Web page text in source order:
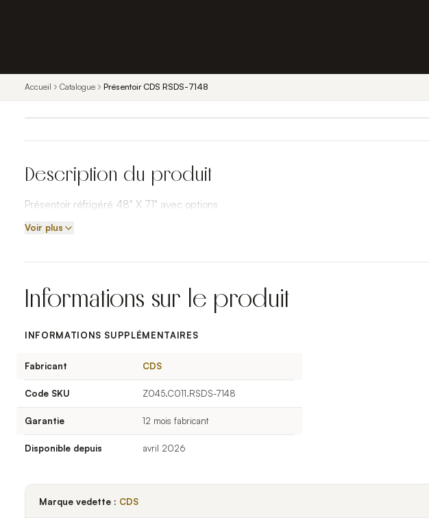
Accueil Catalogue Présentoir CDS RSDS-7148
Description du produit
Présentoir réfrigéré 48" X 71" avec options
Voir plus
Informations sur le produit
INFORMATIONS SUPPLÉMENTAIRES
Fabricant CDS
Code SKU Z045.C011.RSDS-7148
Garantie 12 mois fabricant
Disponible depuis avril 2026
Marque vedette : CDS